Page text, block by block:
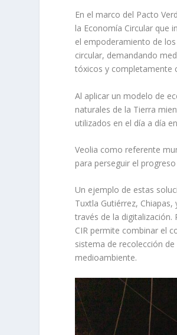
En el marco del Pacto
la Economía Circular que
el empoderamiento de
circular, demandando
tóxicos y completamente
Al aplicar un modelo de
naturales de la Tierra
utilizados en el día a día
Veolia como referente
para perseguir el
Un ejemplo de estas
Tuxtla Gutiérrez,
través de la
CIR permite combinar el
sistema de recolección
medioambiente.